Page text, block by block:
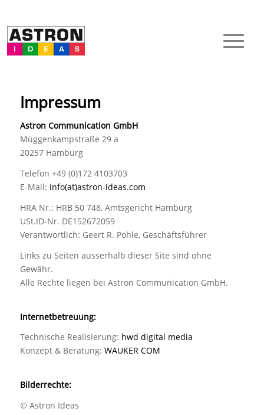
Impressum
Astron Communication GmbH
Müggenkampstraße 29 a
20257 Hamburg
Telefon +49 (0)172 4103703
E-Mail: info(at)astron-ideas.com
HRA Nr.: HRB 50 748, Amtsgericht Hamburg
USt.ID-Nr. DE152672059
Verantwortlich: Geert R. Pohle, Geschäftsführer
Links zu Seiten ausserhalb dieser Site sind ohne
Gewähr.
Alle Rechte liegen bei Astron Communication GmbH.
Internetbetreuung:
Technische Realisierung: hwd digital media
Konzept & Beratung: WAUKER COM
Bilderrechte:
© Astron Ideas